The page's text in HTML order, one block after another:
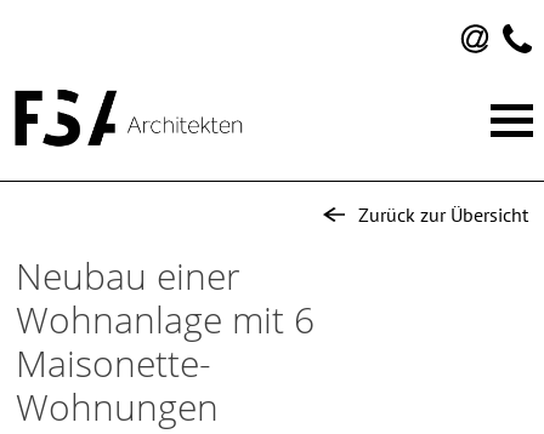
to
content
Zurück zur Übersicht
Neubau einer
Wohnanlage mit 6
Maisonette-
Wohnungen